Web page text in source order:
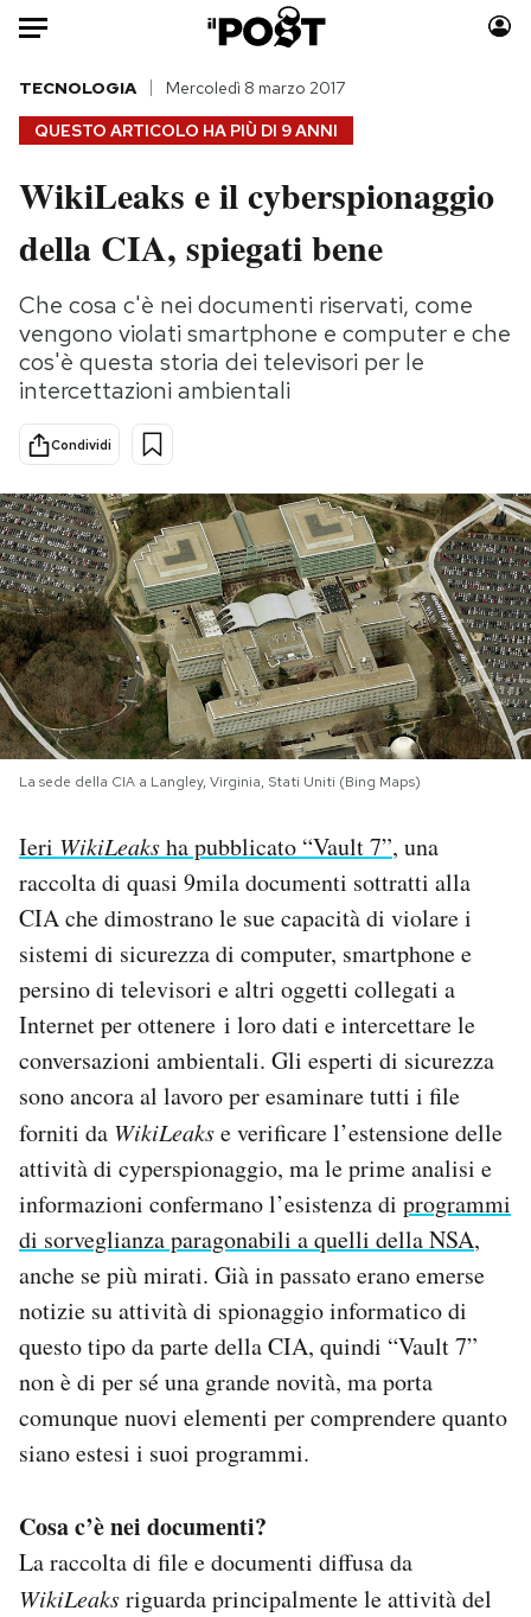
Auto
HOME
Italia
Politica
Tecnologia
Internet
Scienza
Cultura
Economia
Moda
Consumismi
Storie/Idee
Ok Boomer!
Media
PODCAST
NEWSLETTER
I MIEI PREFERITI
CALENDARIO
AREA PERSONALE
Area Personale
Newsletter
Hai bisogno di aiuto?
Esci
QUESTO ARTICOLO HA PIÙ DI 9 ANNI
TECNOLOGIA Mercoledì 8 marzo 2017
WikiLeaks e il cyberspionaggio
della CIA, spiegati bene
Che cosa c'è nei documenti riservati, come
vengono violati smartphone e computer e che
cos'è questa storia dei televisori per le
intercettazioni ambientali
Condividi
La sede della CIA a Langley, Virginia, Stati Uniti (Bing Maps)
Ieri WikiLeaksha pubblicato “Vault 7”, una
raccolta di quasi 9mila documenti sottratti alla
CIA che dimostrano le sue capacità di violare i
sistemi di sicurezza di computer, smartphone e
persino di televisori e altri oggetti collegati a
Internet per ottenere i loro dati e intercettare le
conversazioni ambientali. Gli esperti di sicurezza
sono ancora al lavoro per esaminare tutti i file
forniti da WikiLeakse verificare l’estensione delle
attività di cyperspionaggio, ma le prime analisi e
informazioni confermano l’esistenza di programmi
di sorveglianza paragonabili a quelli della NSA,
anche se più mirati. Già in passato erano emerse
notizie su attività di spionaggio informatico di
questo tipo da parte della CIA, quindi “Vault 7”
non è di per sé una grande novità, ma porta
comunque nuovi elementi per comprendere quanto
siano estesi i suoi programmi.
Cosa c’è nei documenti?
La raccolta di file e documenti diffusa da
WikiLeaksriguarda principalmente le attività del